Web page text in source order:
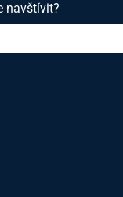
navštívit?